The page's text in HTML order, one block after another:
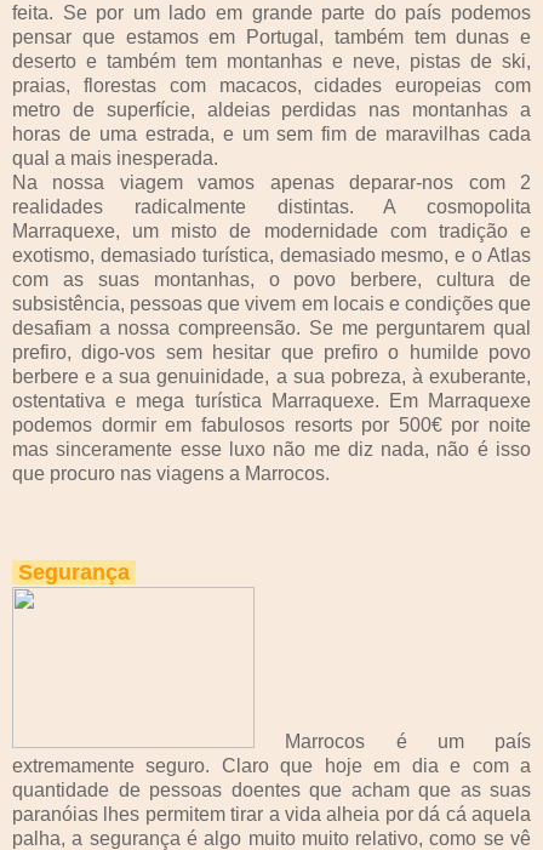
feita. Se por um lado em grande parte do país podemos
pensar que estamos em Portugal, também tem dunas e
deserto e também tem montanhas e neve, pistas de ski,
praias, florestas com macacos, cidades europeias com
metro de superfície, aldeias perdidas nas montanhas a
horas de uma estrada, e um sem fim de maravilhas cada
qual a mais inesperada.
Na nossa viagem vamos apenas deparar-nos com 2
realidades radicalmente distintas. A cosmopolita
Marraquexe, um misto de modernidade com tradição e
exotismo, demasiado turística, demasiado mesmo, e o Atlas
com as suas montanhas, o povo berbere, cultura de
subsistência, pessoas que vivem em locais e condições que
desafiam a nossa compreensão. Se me perguntarem qual
prefiro, digo-vos sem hesitar que prefiro o humilde povo
berbere e a sua genuinidade, a sua pobreza, à exuberante,
ostentativa e mega turística Marraquexe. Em Marraquexe
podemos dormir em fabulosos resorts por 500€ por noite
mas sinceramente esse luxo não me diz nada, não é isso
que procuro nas viagens a Marrocos.
Segurança
Marrocos é um país
extremamente seguro. Claro que hoje em dia e com a
quantidade de pessoas doentes que acham que as suas
paranóias lhes permitem tirar a vida alheia por dá cá aquela
palha, a segurança é algo muito muito relativo, como se vê